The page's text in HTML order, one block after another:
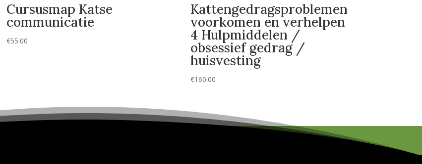
Cursusmap Katse
communicatie
€55.00
Kattengedragsproblemen
voorkomen en verhelpen
4 Hulpmiddelen /
obsessief gedrag /
huisvesting
€160.00